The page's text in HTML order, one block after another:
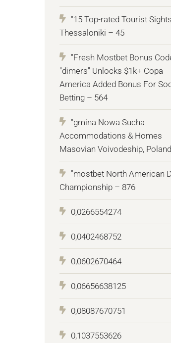
"15 Top-rated Tourist
Thessaloniki – 45
"Fresh Mostbet Bonus
"dimers" Unlocks $1k+ Copa
America Added Bonus For
Betting – 564
"gmina Nowa Sucha
Accommodations & Homes
Masovian Voivodeship,
"mostbet North American
Championship – 876
0,0266554274
0,0402468752
0,0602670464
0,06656638125
0,08087670751
0,1037553626